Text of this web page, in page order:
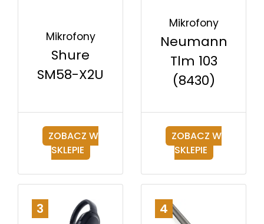
Mikrofony
Shure
SM58-X2U
ZOBACZ W
SKLEPIE
Mikrofony
Neumann
Tlm 103
(8430)
ZOBACZ W
SKLEPIE
3 4